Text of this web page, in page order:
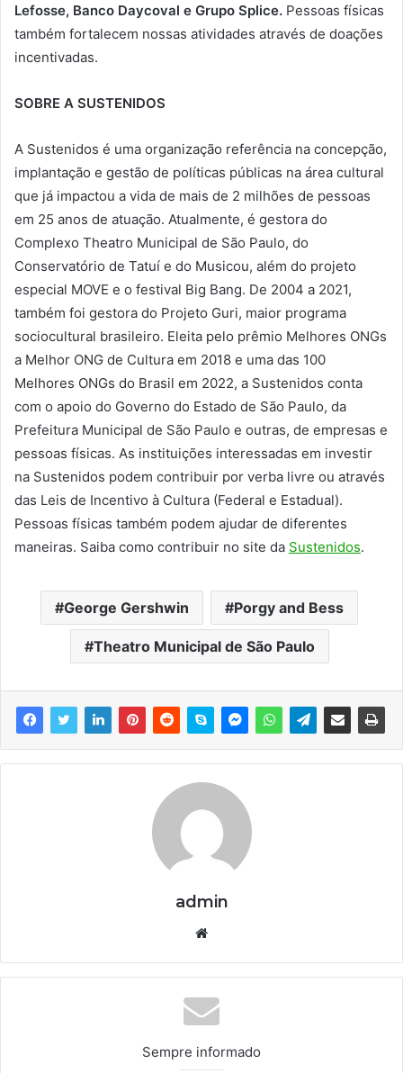
Lefosse, Banco Daycoval e Grupo Splice. Pessoas físicas
também fortalecem nossas atividades através de doações
incentivadas.
SOBRE A SUSTENIDOS
A Sustenidos é uma organização referência na concepção,
implantação e gestão de políticas públicas na área cultural
que já impactou a vida de mais de 2 milhões de pessoas
em 25 anos de atuação. Atualmente, é gestora do
Complexo Theatro Municipal de São Paulo, do
Conservatório de Tatuí e do Musicou, além do projeto
especial MOVE e o festival Big Bang. De 2004 a 2021,
também foi gestora do Projeto Guri, maior programa
sociocultural brasileiro. Eleita pelo prêmio Melhores ONGs
a Melhor ONG de Cultura em 2018 e uma das 100
Melhores ONGs do Brasil em 2022, a Sustenidos conta
com o apoio do Governo do Estado de São Paulo, da
Prefeitura Municipal de São Paulo e outras, de empresas e
pessoas físicas. As instituições interessadas em investir
na Sustenidos podem contribuir por verba livre ou através
das Leis de Incentivo à Cultura (Federal e Estadual).
Pessoas físicas também podem ajudar de diferentes
maneiras. Saiba como contribuir no site da Sustenidos.
George Gershwin Porgy and Bess
Theatro Municipal de São Paulo
admin
te
Sempre informado